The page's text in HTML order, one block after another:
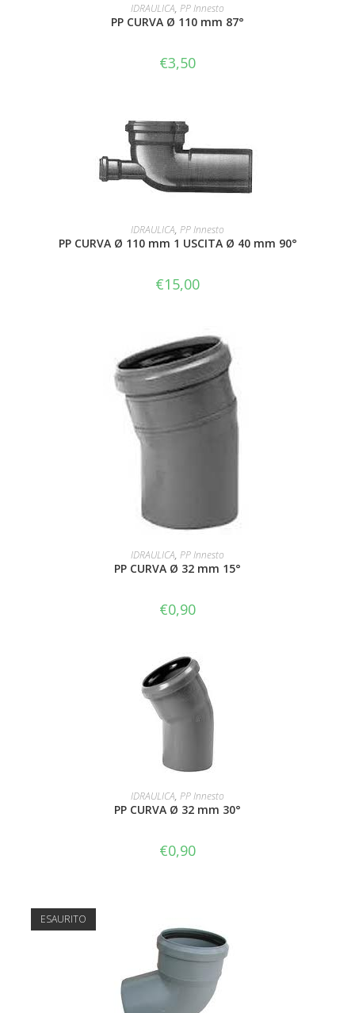
LEGGI TUTTO
IDRAULICA, PP Innesto
PP CURVA Ø 110 mm 87°
€3,50
AGGIUNGI AL CARRELLO
IDRAULICA, PP Innesto
PP CURVA Ø 110 mm 1 USCITA Ø 40 mm 90°
€15,00
AGGIUNGI AL CARRELLO
IDRAULICA, PP Innesto
PP CURVA Ø 32 mm 15°
€0,90
AGGIUNGI AL CARRELLO
IDRAULICA, PP Innesto
PP CURVA Ø 32 mm 30°
€0,90
ESAURITO